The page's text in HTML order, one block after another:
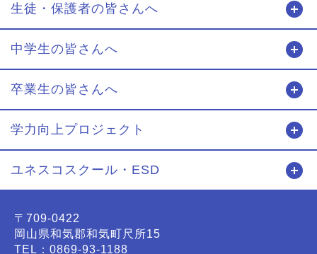
生徒・保護者の皆さんへ
中学生の皆さんへ
卒業生の皆さんへ
学力向上プロジェクト
ユネスコスクール・ESD
〒709-0422
岡山県和気郡和気町尺所15
TEL：0869-93-1188